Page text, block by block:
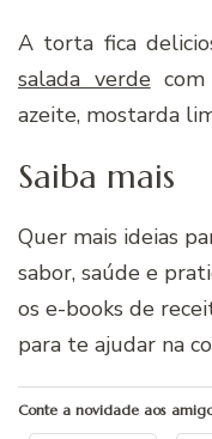
A torta fica
salada verdecom
azeite, mostarda
Saiba mais
Quer mais ideias
sabor, saúde e
os e-books de
para te ajudar na
Conte a novidade aos